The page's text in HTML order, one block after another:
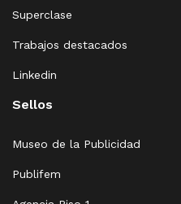
Superclase
Trabajos destacados
Linkedin
Sellos
Museo de la Publicidad
Publifem